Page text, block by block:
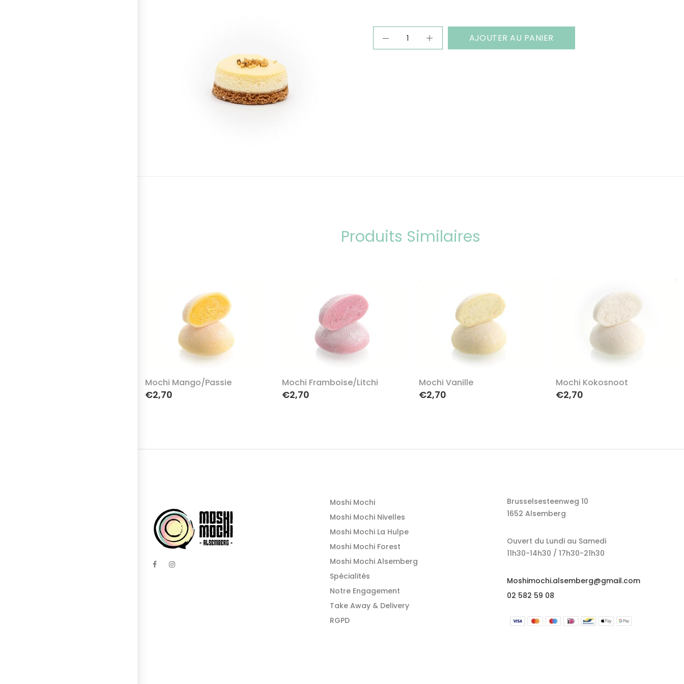
AJOUTER AU PANIER
Produits Similaires
Mochi Mango/passie
€2,70
Mochi Framboise/Litchi
€2,70
Mochi Vanille
€2,70
Mochi Kokosnoot
€2,70
Moshi Mochi
Moshi Mochi Nivelles
Moshi Mochi La Hulpe
Moshi Mochi Forest
Moshi Mochi Alsemberg
Spécialités
Notre Engagement
Take Away & Delivery
RGPD
Brusselsesteenweg 10
1652 Alsemberg
Ouvert du Lundi au Samedi
11h30-14h30 / 17h30-21h30
Moshimochi.alsemberg@gmail.com
02 582 59 08